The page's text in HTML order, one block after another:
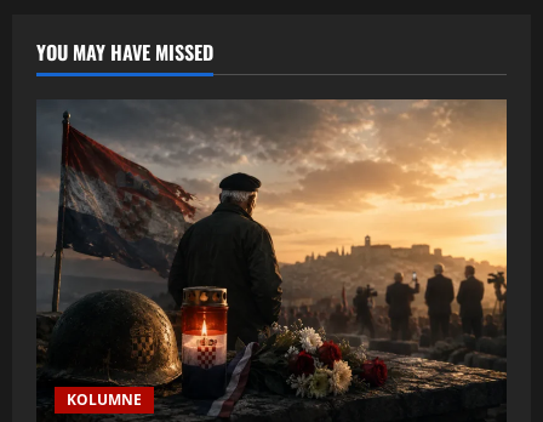
izbora
YOU MAY HAVE MISSED
KOLUMNE